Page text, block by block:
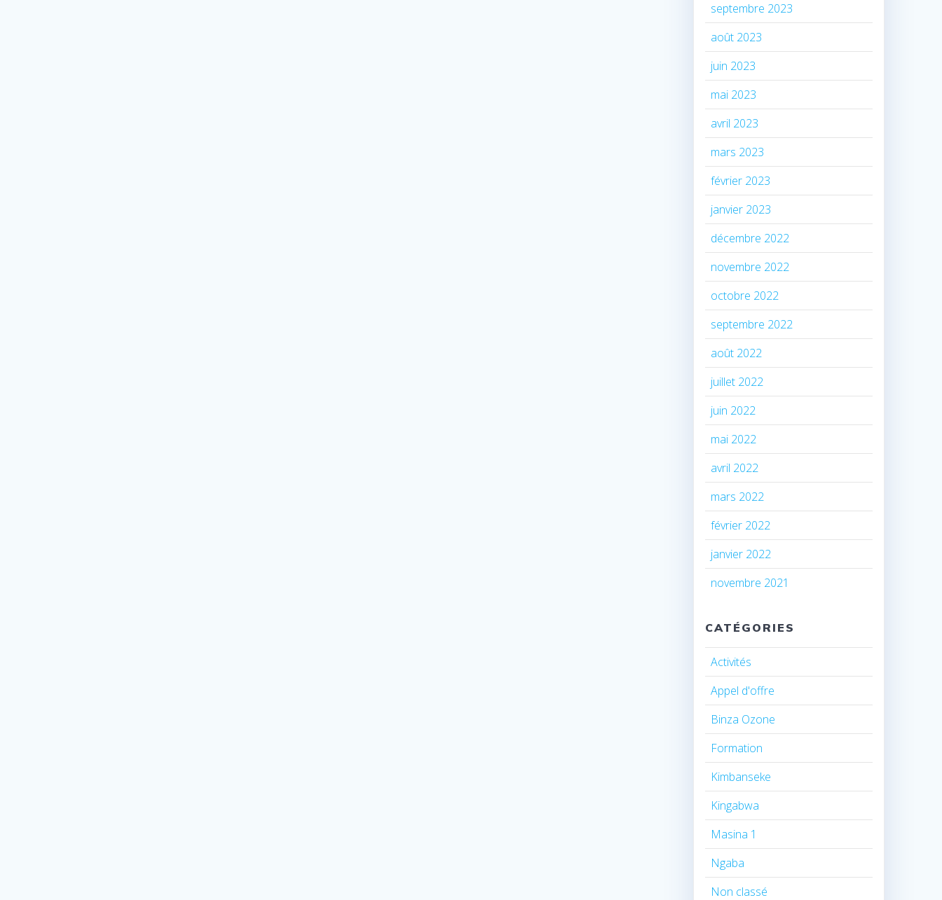
septembre 2023
août 2023
juin 2023
mai 2023
avril 2023
mars 2023
février 2023
janvier 2023
décembre 2022
novembre 2022
octobre 2022
septembre 2022
août 2022
juillet 2022
juin 2022
mai 2022
avril 2022
mars 2022
février 2022
janvier 2022
novembre 2021
CATÉGORIES
Activités
Appel d'offre
Binza Ozone
Formation
Kimbanseke
Kingabwa
Masina 1
Ngaba
Non classé